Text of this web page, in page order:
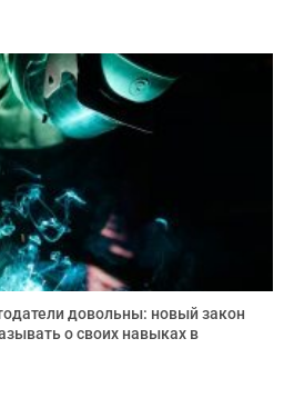
довольны: новый закон
о своих навыках в